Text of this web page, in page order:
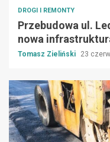
DROGI I REMONTY
Przebudowa ul.
nowa
Tomasz Zieliński 23